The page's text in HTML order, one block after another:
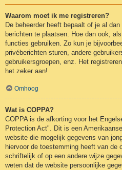
Waarom moet ik me registreren?
De beheerder heeft bepaalt of je al
berichten te plaatsen. Hoe dan ook,
functies gebruiken. Zo kun je
privéberichten sturen, andere
gebruikersgroepen, enz. Het
het zeker aan!
Omhoog
Wat is COPPA?
COPPA is de afkorting voor het
Protection Act". Dit is een
website die mogelijk gegevens van
hiervoor de toestemming heeft van de
schriftelijk of op een andere wijze
weten dat de website persoonlijke